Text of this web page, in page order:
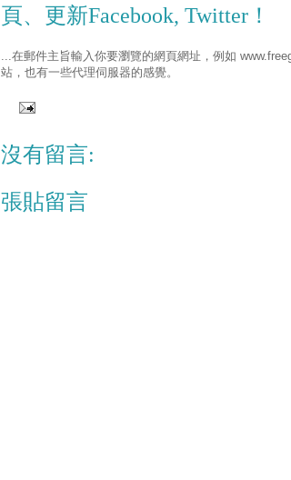
頁、更新Facebook, Twitter！
...在郵件主旨輸入你要瀏覽的網頁網址，例如
站，也有一些代理伺服器的感覺。
沒有留言:
張貼留言